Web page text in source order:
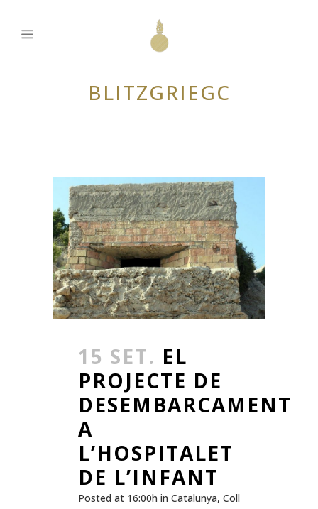
BLITZGRIEGC
15 SET. EL
PROJECTE DE
DESEMBARCAMENT
A
L’HOSPITALET
DE L’INFANT
Posted at 16:00h in Catalunya, Coll